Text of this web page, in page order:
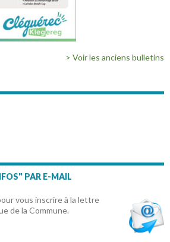
> Voir les anciens bulletins
PAR E-MAIL
vous inscrire à la lettre
de la Commune.